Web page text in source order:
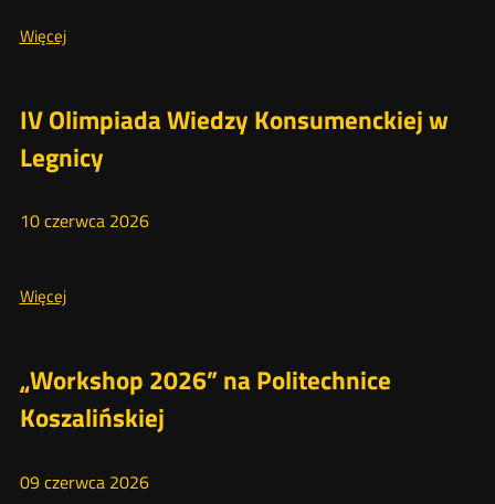
o:
UKE
Więcej
IV Olimpiada Wiedzy Konsumenckiej w
Legnicy
10czerwca 2026
o:
Wiedzy
Konsumenckiej
Legnicy
Więcej
„Workshop 2026” na Politechnice
Koszalińskiej
09czerwca 2026